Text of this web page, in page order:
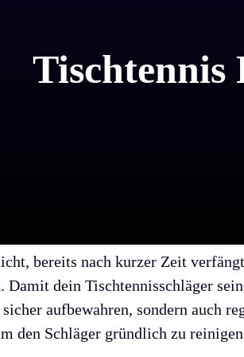
Tischtennis
bereits nach kurzer Zeit
Damit dein Tischtennisschläger
aufbewahren, sondern auch
den Schläger gründlich zu